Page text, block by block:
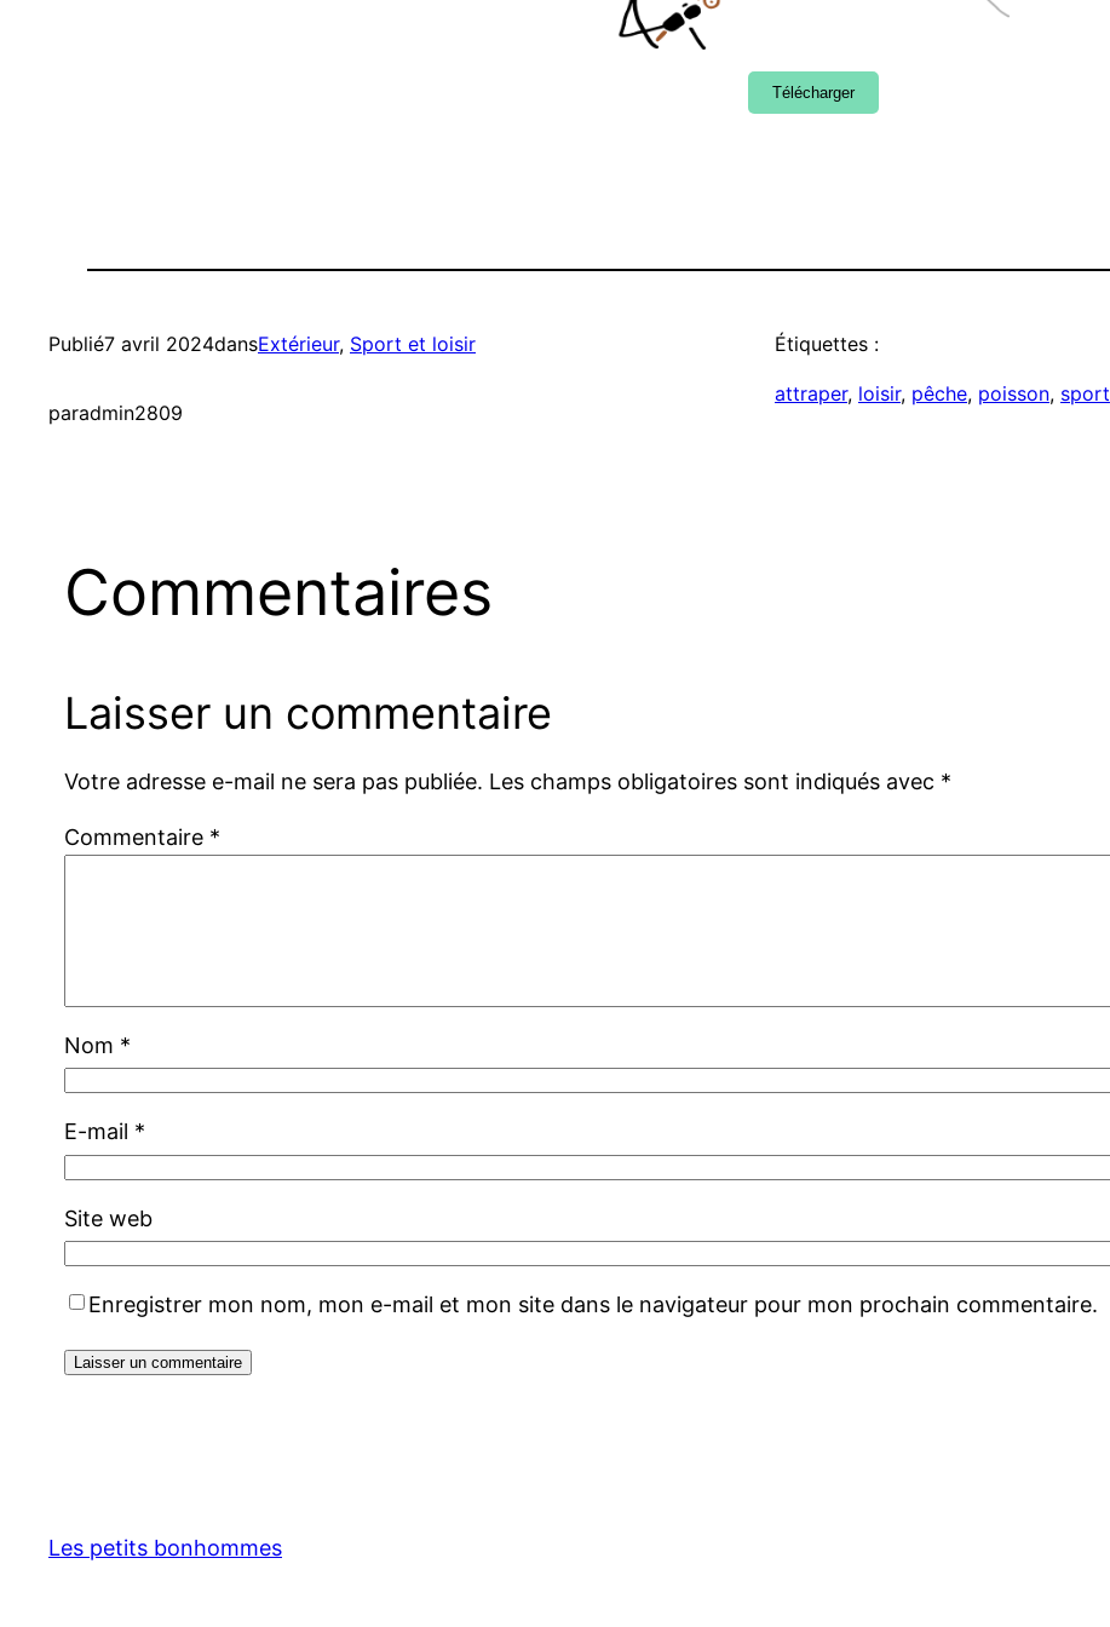
Télécharger
Publié7 avril 2024dansExtérieur, Sport et loisir
paradmin2809
Étiquettes :
attraper, loisir, pêche, poisson, sport
Commentaires
Laisser un commentaire
Votre adresse e-mail ne sera pas publiée. Les champs obligatoires sont indiqués avec *
Commentaire *
Nom *
E-mail *
Site web
Enregistrer mon nom, mon e-mail et mon site dans le navigateur pour mon prochain commentaire.
Les petits bonhommes